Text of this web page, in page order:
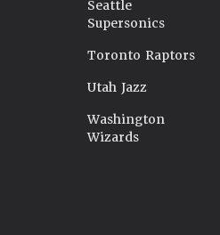
Seattle
Supersonics
Toronto Raptors
Utah Jazz
Washington
Wizards